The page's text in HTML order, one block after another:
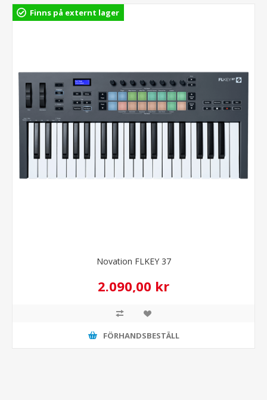
Finns på externt lager
Novation FLKEY 37
2.090,00 kr
FÖRHANDSBESTÄLL